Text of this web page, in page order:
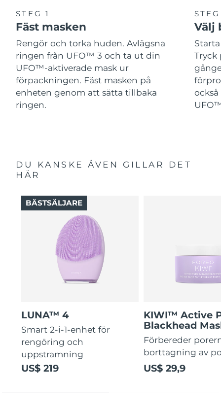
STEG 1
Fäst masken
Rengör och torka huden. Avlägsna
ringen från UFO™ 3 och ta ut din
UFO™-aktiverade mask ur
förpackningen. Fäst masken på
enheten genom att sätta tillbaka
ringen.
Välj
Tryck
DU KANSKE ÄVEN GILLAR DET
HÄR
LUNA™ 4
Smart 2-i-1-enhet för
rengöring och
uppstramning
US$ 219
BÄSTSÄLJARE
KIWI™ Active
Blackhead
Förbereder
borttagning av
US$ 29,9